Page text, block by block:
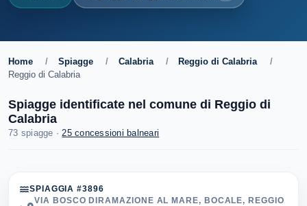
Home / Spiagge / Calabria / Reggio di Calabria
/
Reggio di Calabria
Spiagge identificate nel comune di Reggio di
Calabria
73 spiagge ·25 concessioni balneari
SPIAGGIA #3896
VIA BOSCO DIRAMAZIONE AL MARE, BOCALE, REGGIO